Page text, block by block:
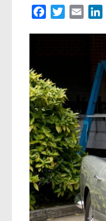
FacebookTwitterEmail